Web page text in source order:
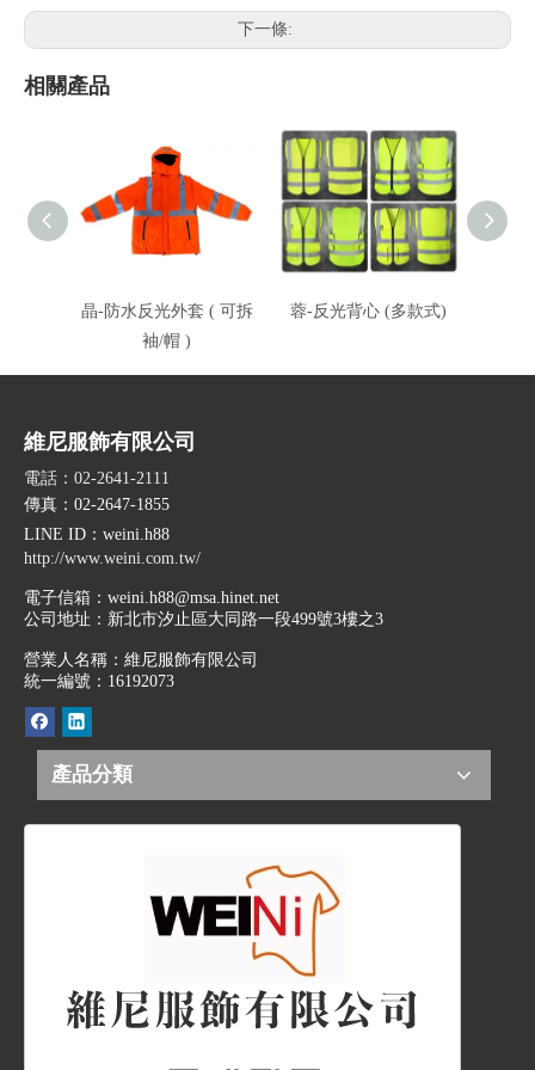
下一條:
相關產品
晶-防水反光外套 ( 可拆
袖/帽 )
蓉-反光背心 (多款式)
維尼服飾有限公司
電話：02-2641-2111
傳真：02-2647-1855
LINE ID ：weini.h88
http://www.weini.com.tw/
電子信箱： weini.h88@msa.hinet.net
公司地址： 新北市汐止區大同路一段499號3樓之3
營業人名稱：維尼服飾有限公司
統一編號：16192073
產品分類